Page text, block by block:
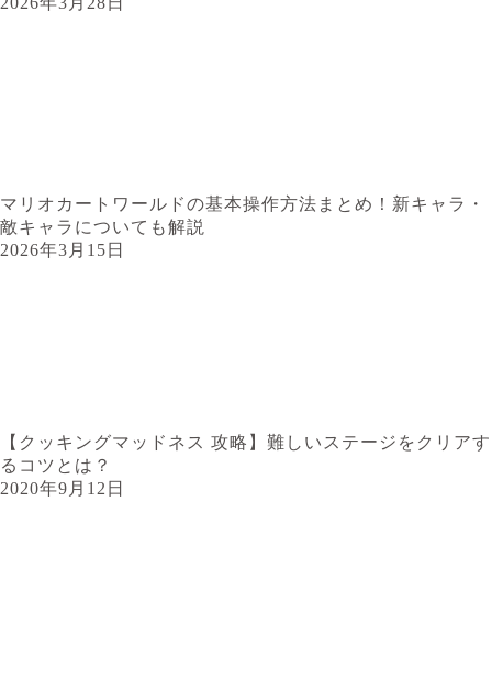
マリオカートワールドの基本操作方法まとめ！新キャラ・
敵キャラについても解説
2026年3月15日
【クッキングマッドネス 攻略】難しいステージをクリアす
るコツとは？
2020年9月12日